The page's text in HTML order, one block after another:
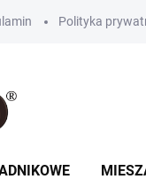
Polityka